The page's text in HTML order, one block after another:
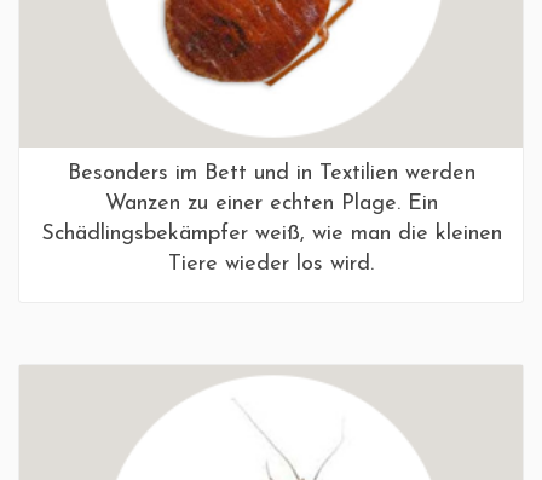
Besonders im Bett und in Textilien werden
Wanzen zu einer echten Plage. Ein
Schädlingsbekämpfer weiß, wie man die kleinen
Tiere wieder los wird.